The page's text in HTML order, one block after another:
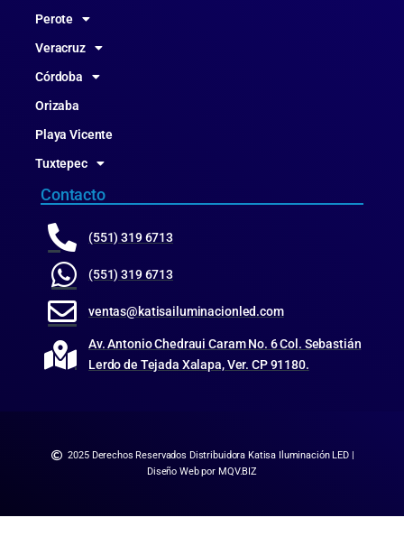
Perote
Veracruz
Córdoba
Orizaba
Playa Vicente
Tuxtepec
Contacto
(551) 319 6713
(551) 319 6713
ventas@katisailuminacionled.com
Av. Antonio Chedraui Caram No. 6 Col. Sebastián
Lerdo de Tejada Xalapa, Ver. CP 91180.
2025 Derechos Reservados Distribuidora Katisa Iluminación LED |
Diseño Web por MQV.BIZ